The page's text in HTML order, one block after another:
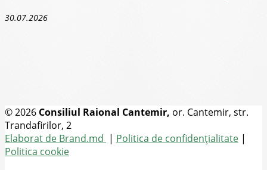
30.07.2026
© 2026 Consiliul Raional Cantemir, or. Cantemir, str.
Trandafirilor, 2
Elaborat de Brand.md | Politica de confidențialitate |
Politica cookie